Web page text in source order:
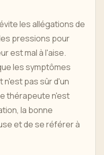
les allégations de
pressions pour
est mal à l'aise.
les symptômes
n'est pas sûr d'un
thérapeute n'est
la bonne
et de se référer à